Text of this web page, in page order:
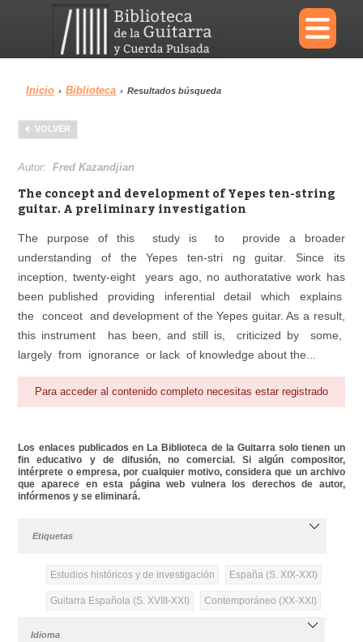
×
Menu
Biblioteca
Área personal Reproductor
Inicio › Biblioteca › Resultados búsqueda
VOLVER
Autor:Fred Kazandjian
The concept and development of Yepes ten-string
guitar. A preliminary investigation
The purpose of this study is to provide a broader
understanding of the Yepes ten-stri ng guitar. Since its
inception, twenty-eight years ago, no authoratative work has
been published providing inferential detail which explains
the conceot and development of the Yepes guitar. As a result,
this instrument has been, and still is, criticized by some,
largely from ignorance or lack of knowledge about the...
Para acceder al contenido completo necesitas estar registrado
Los enlaces publicados en La Biblioteca de la Guitarra solo tienen un
fin educativo y de difusión, no comercial. Si algún compositor,
intérprete o empresa, por cualquier motivo, considera que un archivo
que aparece en esta página web vulnera los derechos de autor,
infórmenos y se eliminará.
Etiquetas
Estudios históricos y de investigación España (S. XIX-XXI)
Guitarra Española (S. XVIII-XXI) Contemporáneo (XX-XXI)
Idioma